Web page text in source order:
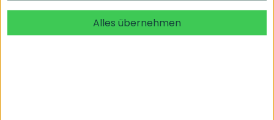
© 2026 undefined. alle Rechte vorbehalten.
Alles übernehmen